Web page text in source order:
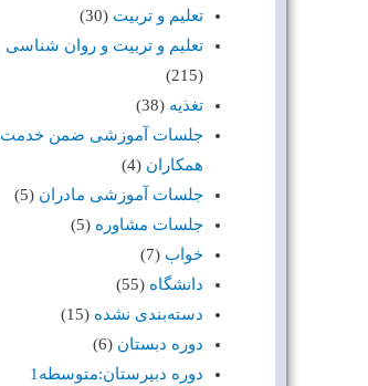
تعلیم و تربیت (30)
تعلیم و تربیت و روان شناسی
(215)
تغذیه (38)
جلسات آموزشی ضمن خدمت
همکاران (4)
جلسات آموزشی مادران (5)
جلسات مشاوره (5)
خواب (7)
دانشگاه (55)
دسته‌بندی نشده (15)
دوره دبستان (6)
دوره دبیرستان:متوسطه1